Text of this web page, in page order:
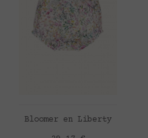
AJOUTER AU PANIER
Bloomer en Liberty